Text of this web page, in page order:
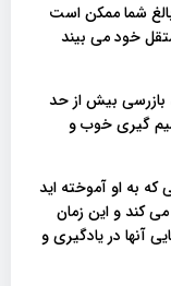
بالغ شما ممکن است
خود می بیند
بازرسی بیش از حد
گیری خوب و
که به او آموخته اید
کند و این زمان
آنها در یادگیری و